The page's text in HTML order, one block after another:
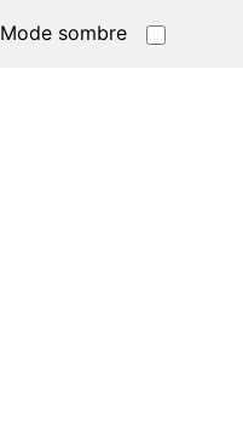
Mode sombre